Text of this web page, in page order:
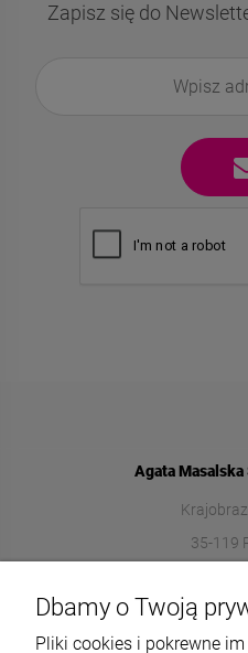
Zapisz się do
Agata Masalska
35-119
Dbamy o Twoją
Pliki cookies i pokrewne